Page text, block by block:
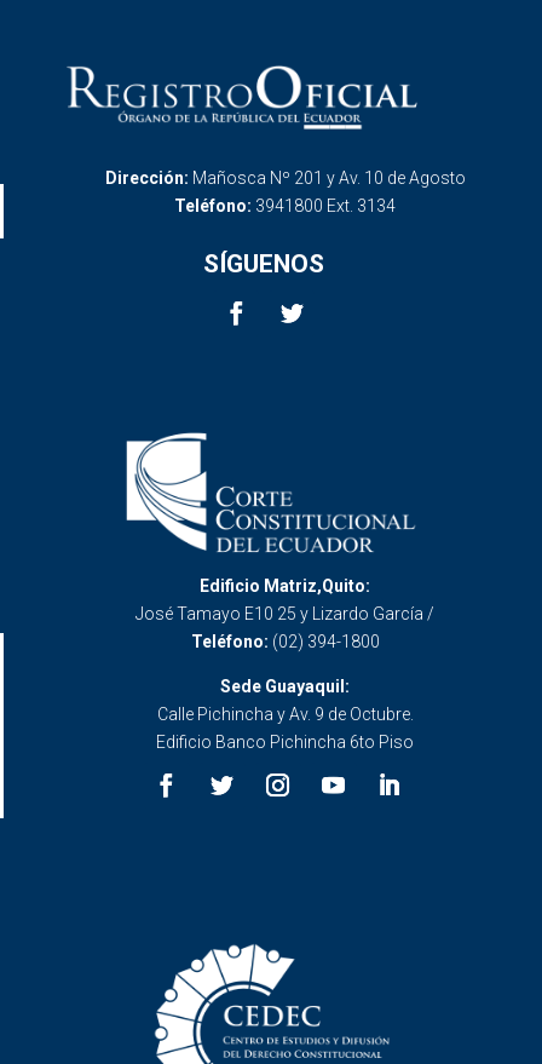
Dirección: Mañosca Nº 201 y Av. 10 de Agosto
Teléfono: 3941800 Ext. 3134
SÍGUENOS
Edificio Matriz,Quito:
José Tamayo E10 25 y Lizardo García /
Teléfono: (02) 394-1800
Sede Guayaquil:
Calle Pichincha y Av. 9 de Octubre.
Edificio Banco Pichincha 6to Piso